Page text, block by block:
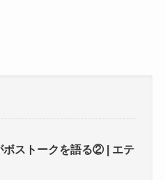
ボストークを語る② | エテ